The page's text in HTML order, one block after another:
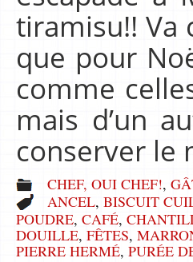
tiramisu!! Va
que pour
comme
mais d’un
conserver
CHEF, OUI CHEF!,
ANCEL, BISCUIT
POUDRE, CAFÉ,
DOUILLE, FÊTES,
PIERRE HERMÉ, PURÉE